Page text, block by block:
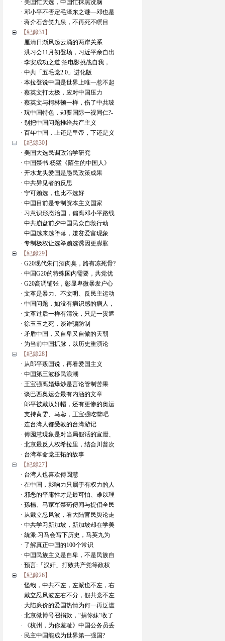
· 美国忙大选，中国忙抹黑洗脑
· 邓小平不否定毛泽东之谜—邓也是
· 蒋介石含笑九泉，不再死不瞑目
【紀錄31】
· 厘清日渐风起云涌的两岸关系
· 洪习会11月初登场，习近平亲自出
· 李安成功之道:拍电影挑战自我，
· 中共「五毛党2.0」进化版
· 本拉登说中国是世界上唯一惹不起
· 蔡英文打太极，应对中国压力
· 蔡英文与柯林顿一样，伤了中共玻
· 玩中国特色，却要国际一视同仁?-
· 别把中国问题推给共产主义
· 百年中国，上还是皇帝，下还是义
【紀錄30】
· 美国大选民调政治学研究
· 中国禁书:杨猛《陌生的中国人》
· 开水龙头爱国是愚民政策成果
· 中共异见者的反思
· 宁可贿选，也比不选好
· 中国目前是专制资本主义国家
· 习意识形态治国，偏离邓小平路线
· 中共崩盘前夕中国民众自救行动
· 中国越来越堕落，嫌贫爱富现象
· 专制极权让选举贿选诱因更膨胀
【紀錄29】
· G20现代朱门酒肉臭，路有冻死骨?
· 中国G20的特殊国内需要，共党优
· G20高调铺张，彰显卑微暴发户心
· 文革是暴力、不文明、反民主运动
· 中国问题，如没有病识感的病人，
· 文革过后一样有清洗，只是一贯遮
· 徐玉玉之死，谈诈骗防制
· 矛盾中国，又自卑又自傲的天朝
· 为当前中国抓脉，以历史重演论
【紀錄28】
· 从郎平叛国说，再看爱国主义
· 中国第三波移民浪潮
· 王宝强离婚爆炒是言论管制苦果
· 谈巴西奥运会最有内涵的文章
· 郎平被戴汉奸帽，还有更惨的奥运
· 支持黄雯、马蓉，王宝强吃鳖吧
· 连台湾人都受教的台湾游记
· 傅园慧現象是对当局假话的宣泄、
· 北京最反人权希拉里，结合川普次
· 台湾革命党王拓的故事
【紀錄27】
· 台湾人也喜欢傅圆慧
· 在中国，影响力只属于有权力的人
· 邪恶的平庸性才是最可怕、难以理
· 孫楊、马家军禁药傳闻与提倡全民
· 从戴立忍风波，看大陆官民舆论走
· 中共学习新加坡，新加坡却在学美
· 統派:习马会写下历史，马英九为
· 了解真正中国的100个常识
· 中国民族主义是自卑，不是民族自
· 预言:「汉奸」打败共产党等政权
【紀錄26】
· 怪哉，中共不左，左派也不左，右
· 戴立忍风波左右不分，假共党不左
· 大陆廉价的爱国热情为何一再泛滥
· 北京微博号召捐款，“捐你妹”收了
· 《杭州，为你羞耻》中国公务员丢
· 民主中国能成为世界第一强国?